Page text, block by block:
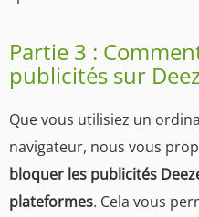
Partie 3 :
publicités sur
Que vous utilisiez un
navigateur, nous vous
bloquer les publicités
plateformes. Cela vous